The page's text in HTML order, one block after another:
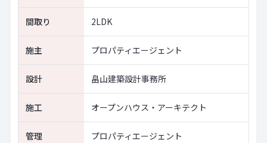
間取り 2LDK
施主 プロパティエージェント
設計 畠山建築設計事務所
施工 オープンハウス・アーキテクト
管理 プロパティエージェント